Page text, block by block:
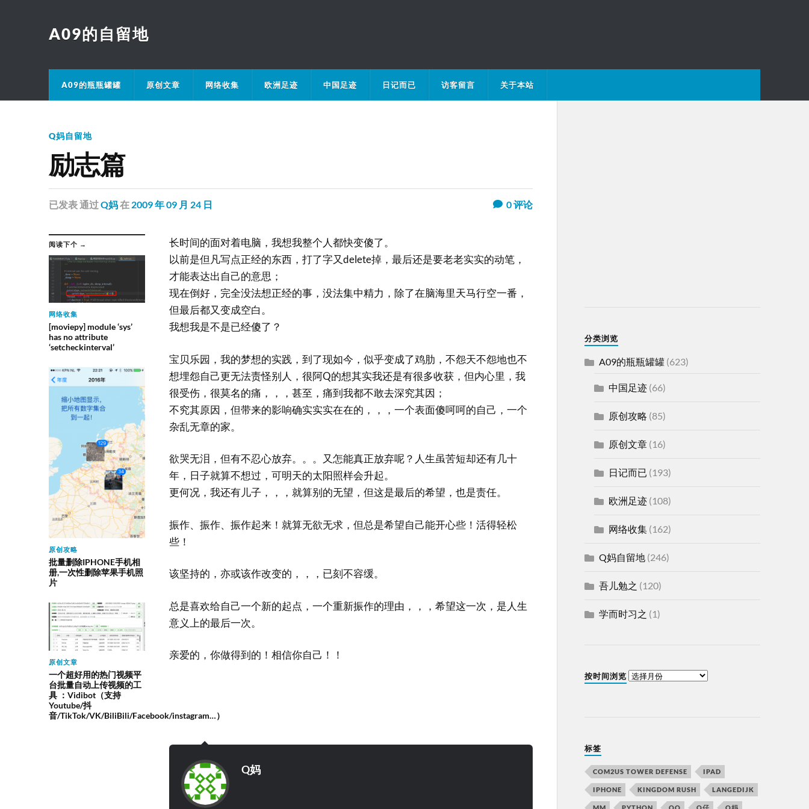
A09的自留地
A09的瓶瓶罐罐 原创文章 网络收集 欧洲足迹 中国足迹 日记而已 访客留言 关于本站
Q妈自留地
励志篇
已发表通过Q妈在 2009 年 09 月 24 日 0评论
阅读下个 →
网络收集
[moviepy] module ‘sys’
has no attribute
‘setcheckinterval’
原创攻略
批量删除IPHONE手机相
册,一次性删除苹果手机照
片
原创文章
一个超好用的热门视频平
台批量自动上传视频的工
具 ：Vidibot（支持
Youtube/抖
音/TikTok/VK/BiliBili/Facebook/instagram…）
长时间的面对着电脑，我想我整个人都快变傻了。
以前是但凡写点正经的东西，打了字又delete掉，最后还是要老老实实的动笔，
才能表达出自己的意思；
现在倒好，完全没法想正经的事，没法集中精力，除了在脑海里天马行空一番，
但最后都又变成空白。
我想我是不是已经傻了？
宝贝乐园，我的梦想的实践，到了现如今，似乎变成了鸡肋，不怨天不怨地也不
想埋怨自己更无法责怪别人，很阿Q的想其实我还是有很多收获，但内心里，我
很受伤，很莫名的痛，，，甚至，痛到我都不敢去深究其因；
不究其原因，但带来的影响确实实实在在的，，，一个表面傻呵呵的自己，一个
杂乱无章的家。
欲哭无泪，但有不忍心放弃。。。又怎能真正放弃呢？人生虽苦短却还有几十
年，日子就算不想过，可明天的太阳照样会升起。
更何况，我还有儿子，，，就算别的无望，但这是最后的希望，也是责任。
振作、振作、振作起来！就算无欲无求，但总是希望自己能开心些！活得轻松
些！
该坚持的，亦或该作改变的，，，已刻不容缓。
总是喜欢给自己一个新的起点，一个重新振作的理由，，，希望这一次，是人生
意义上的最后一次。
亲爱的，你做得到的！相信你自己！！
Q妈
分类浏览
A09的瓶瓶罐罐(623)
中国足迹(66)
原创攻略 (85)
原创文章(16)
日记而已 (193)
欧洲足迹(108)
网络收集(162)
Q妈自留地(246)
吾儿勉之 (120)
学而时习之 (1)
按时间浏览
标签
COM2US TOWER DEFENSE IPAD
IPHONE KINGDOM RUSH LANGEDIJK